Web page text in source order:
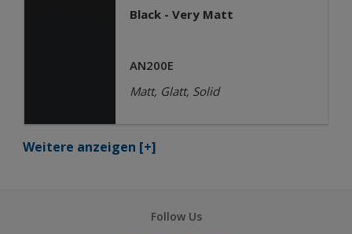
Black - Very Matt
AN200E
Matt, Glatt, Solid
Weitere anzeigen [+]
Follow Us